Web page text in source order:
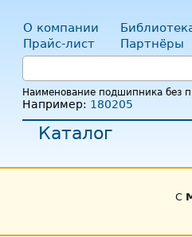
О компании
Прайс-лист
Партнёры
Наименование подшипника без
Например: 180205
Каталог
С